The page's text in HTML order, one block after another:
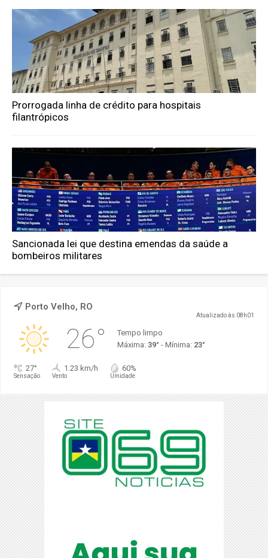
Prorrogada linha de crédito para hospitais
filantrópicos
Sancionada lei que destina emendas da saúde a
bombeiros militares
Porto Velho, RO
Atualizado às 08h01
26°
Tempo limpo
Máxima: 39° - Mínima: 23°
27°
Sensação
1.23 km/h
Vento
60%
Umidade